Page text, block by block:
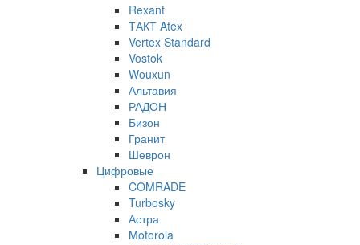
Rexant
ТАКТ Atex
Vertex Standard
Vostok
Wouxun
Альтавия
РАДОН
Бизон
Гранит
Шеврон
Цифровые
COMRADE
Turbosky
Астра
Motorola